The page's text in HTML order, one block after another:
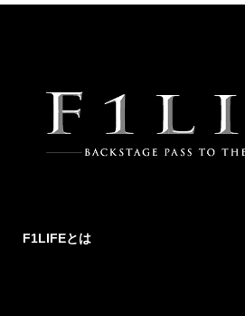
F1LIFEとは